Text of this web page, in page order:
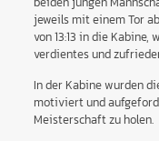
jeweils mit einem Tor
von 13:13 in die
verdientes und
In der Kabine wurden
motiviert und
Meisterschaft zu holen.